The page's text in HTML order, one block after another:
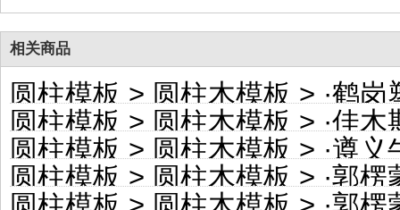
相关商品
圆柱模板>圆柱木模板> ·鹤岗塑
圆柱模板>圆柱木模板> ·佳木斯
圆柱模板>圆柱木模板> ·遵义牛
圆柱模板>圆柱木模板> ·郭楞蒙